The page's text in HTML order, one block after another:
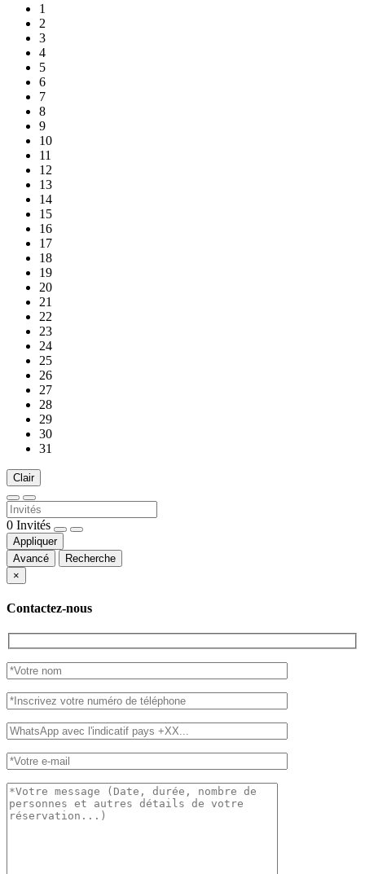
1
2
3
4
5
6
7
8
9
10
11
12
13
14
15
16
17
18
19
20
21
22
23
24
25
26
27
28
29
30
31
Clair
0 Invités
Appliquer
Avancé
Recherche
×
Contactez-nous